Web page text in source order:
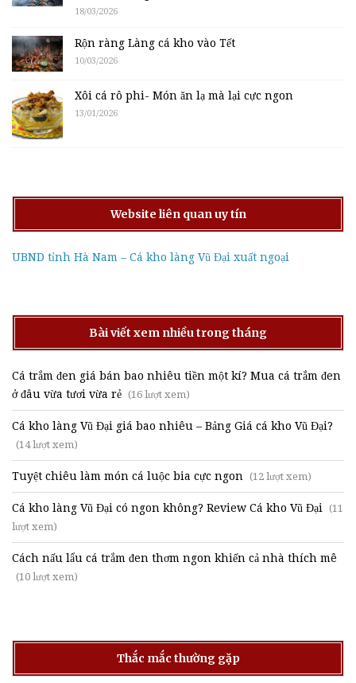
18/03/2026
Rộn ràng Làng cá kho vào Tết
10/03/2026
Xôi cá rô phi- Món ăn lạ mà lại cực ngon
13/01/2026
Website liên quan uy tín
UBND tỉnh Hà Nam – Cá kho làng Vũ Đại xuất ngoại
Bài viết xem nhiều trong tháng
Cá trắm đen giá bán bao nhiêu tiền một kí? Mua cá trắm đen
ở đâu vừa tươi vừa rẻ (16 lượt xem)
Cá kho làng Vũ Đại giá bao nhiêu – Bảng Giá cá kho Vũ Đại?
(14 lượt xem)
Tuyệt chiêu làm món cá luộc bia cực ngon (12 lượt xem)
Cá kho làng Vũ Đại có ngon không? Review Cá kho Vũ Đại (11
lượt xem)
Cách nấu lẩu cá trắm đen thơm ngon khiến cả nhà thích mê
(10 lượt xem)
Thắc mắc thường gặp